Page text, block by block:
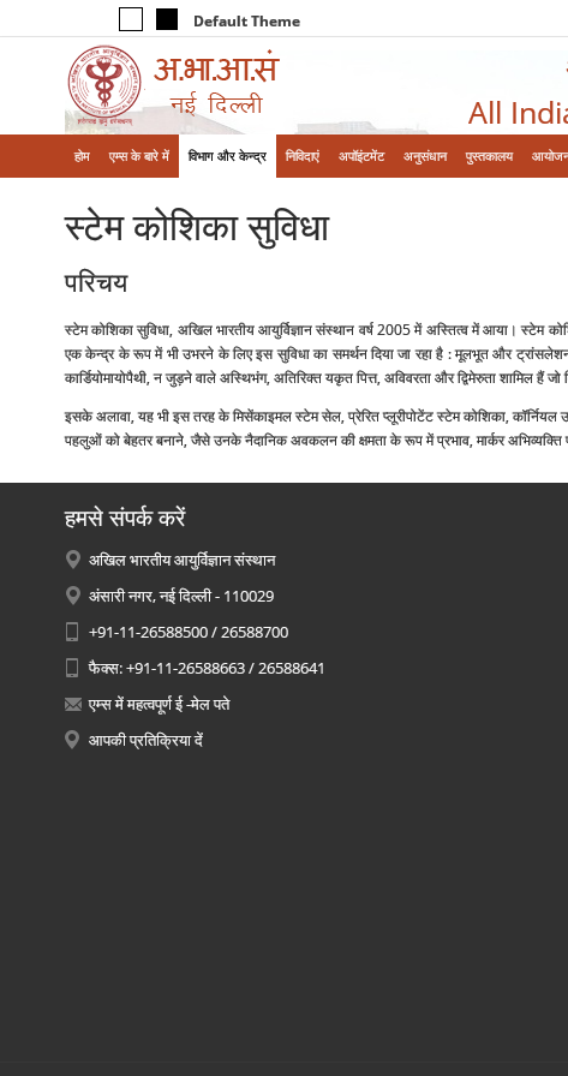
Default Theme
All
होम एम्‍स के बारे में विभाग और केन्‍द्र निविदाएं अपॉइंटमेंट अनुसंधान पुस्तकालय
स्‍टेम कोशिका सुविधा
परिचय
स्टेम कोशिका सुविधा, अखिल भारतीय आयुर्विज्ञान संस्थान वर्ष 2005 में अस्तित्व में आया। स्टेम
एक केन्द्र के रूप में भी उभरने के लिए इस सुविधा का समर्थन दिया जा रहा है : मूलभूत और
कार्डियोमायोपैथी, न जुड़ने वाले अस्थिभंग, अतिरिक्त यकृत पित्त, अविवरता और द्विमेरुता शामिल हैं
इसके अलावा, यह भी इस तरह के मिसेंकाइमल स्टेम सेल, प्रेरित प्‍लूरीपोटेंट स्टेम कोशिका,
पहलुओं को बेहतर बनाने, जैसे उनके नैदानिक अवकलन की क्षमता के रूप में प्रभाव, मार्कर
हमसे संपर्क करें
अखिल भारतीय आयुर्विज्ञान संस्थान
अंसारी नगर, नई दिल्ली - 110029
+91-11-26588500 / 26588700
फैक्स: +91-11-26588663 / 26588641
एम्स में महत्वपूर्ण ई -मेल पते
आपकी प्रतिक्रिया दें